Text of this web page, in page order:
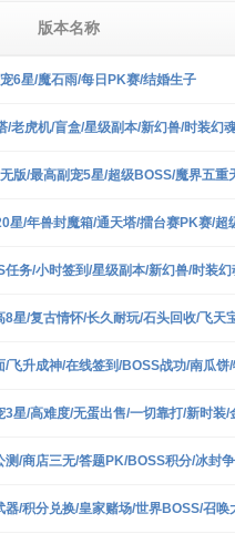
版本名称
6星/魔石雨/每日PK赛/结婚生子
老虎机/盲盒/星级副本/新幻兽/时装幻
版/最高副宠5星/超级BOSS/魔界五重
星/年兽封魔箱/通天塔/擂台赛PK赛/超
务/小时签到/星级副本/新幻兽/时装幻
星/复古情怀/长久耐玩/石头回收/飞天
升成神/在线签到/BOSS战功/南瓜饼
星/高难度/无蛋出售/一切靠打/新时装/
/商店三无/答题PK/BOSS积分/冰封
/积分兑换/皇家赌场/世界BOSS/召唤